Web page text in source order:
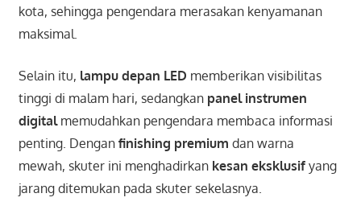
kota, sehingga pengendara merasakan kenyamanan
maksimal.
Selain itu, lampu depan LED memberikan visibilitas
tinggi di malam hari, sedangkan panel instrumen
digitalmemudahkan pengendara membaca informasi
penting. Dengan finishing premium dan warna
mewah, skuter ini menghadirkan kesan eksklusifyang
jarang ditemukan pada skuter sekelasnya.